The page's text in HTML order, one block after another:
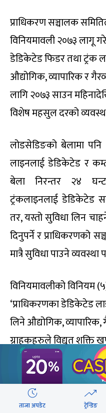
प्राधिकरण सञ्चालक
विनियमावली २०७३ लागू
डेडिकेटेड फिडर तथा ट्रंक
औद्योगिक, व्यापारिक र
लागि २०७३ साउन
विशेष महसुल दरको
लोडसेडिङको बेलामा
लाइनलाई डेडिकेटेड र
बेला निरन्तर २४
ट्रंकलाइनलाई डेडिकेटेड
तर, यस्तो सुविधा लिन
दिनुपर्ने र प्राधिकरणको
मात्रै सुविधा पाउने व्यवस्था
विनियमावलीको विनियम
‘प्राधिकरणका डेडिकेटेड
लिने औद्योगिक, व्यापारिक,
ग्राहकहरुले विद्युत शक्ति
उल्लेख भए बमोजिम
शुल्क, डिमाण्ड शुल्क र
गरिएको छ ।
ताजा अपडेट ट्रेन्डिङ